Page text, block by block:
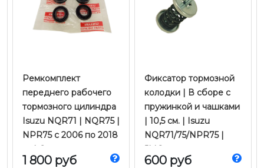
​​​​​​​Ремкомплект
переднего рабочего
тормозного цилиндра
Isuzu NQR71 | NQR75 |
NPR75 с 2006 по 2018
гг. | Оригинал
1 800 руб
Фиксатор тормозной
колодки | В сборе с
пружинкой и чашками
| 10,5 см. | Isuzu
NQR71/75/NPR75 |
JMC
600 руб